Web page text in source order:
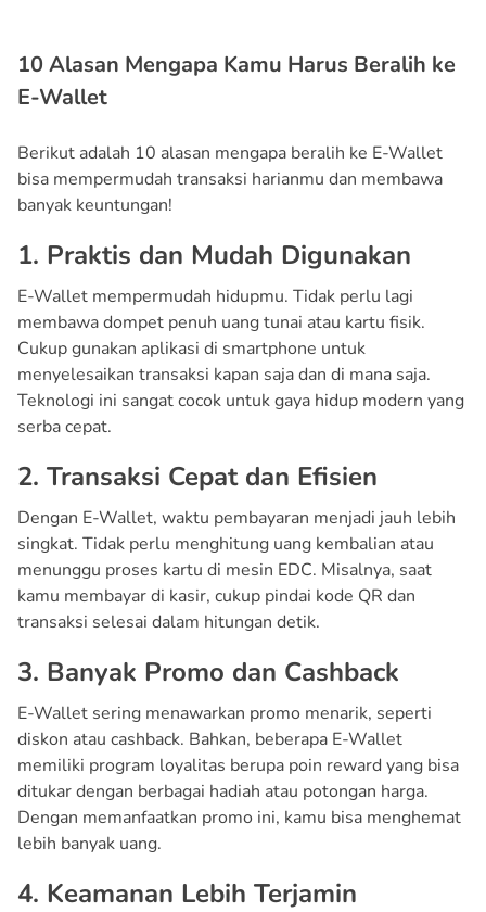
10 Alasan Mengapa Kamu Harus Beralih ke
E-Wallet
Berikut adalah 10 alasan mengapa beralih ke E-Wallet
bisa mempermudah transaksi harianmu dan membawa
banyak keuntungan!
1. Praktis dan Mudah Digunakan
E-Wallet mempermudah hidupmu. Tidak perlu lagi
membawa dompet penuh uang tunai atau kartu fisik.
Cukup gunakan aplikasi di smartphone untuk
menyelesaikan transaksi kapan saja dan di mana saja.
Teknologi ini sangat cocok untuk gaya hidup modern yang
serba cepat.
2. Transaksi Cepat dan Efisien
Dengan E-Wallet, waktu pembayaran menjadi jauh lebih
singkat. Tidak perlu menghitung uang kembalian atau
menunggu proses kartu di mesin EDC. Misalnya, saat
kamu membayar di kasir, cukup pindai kode QR dan
transaksi selesai dalam hitungan detik.
3. Banyak Promo dan Cashback
E-Wallet sering menawarkan promo menarik, seperti
diskon atau cashback. Bahkan, beberapa E-Wallet
memiliki program loyalitas berupa poin reward yang bisa
ditukar dengan berbagai hadiah atau potongan harga.
Dengan memanfaatkan promo ini, kamu bisa menghemat
lebih banyak uang.
4. Keamanan Lebih Terjamin